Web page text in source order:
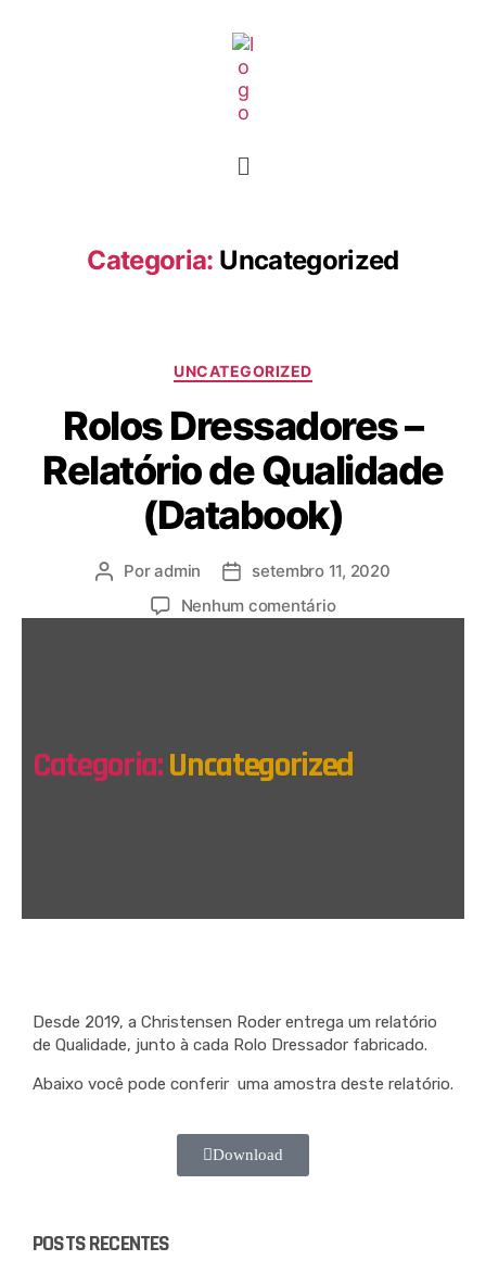
Categoria: Uncategorized
UNCATEGORIZED
Rolos Dressadores –
Relatório de Qualidade
(Databook)
Poradmin
setembro 11, 2020
Nenhum comentário
Categoria:Uncategorized
Desde 2019, a Christensen Roder entrega um relatório
de Qualidade, junto à cada Rolo Dressador fabricado.
Abaixo você pode conferir uma amostra deste relatório.
Download
POSTS RECENTES